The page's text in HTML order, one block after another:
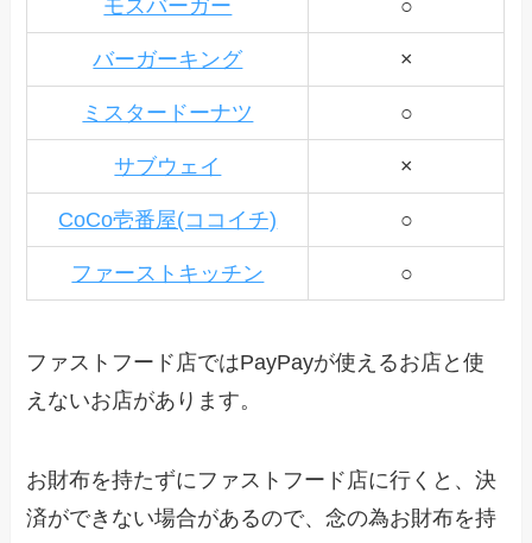
モスバーガー ○
バーガーキング ×
ミスタードーナツ ○
サブウェイ ×
CoCo壱番屋(ココイチ) ○
ファーストキッチン ○
ファストフード店ではPayPayが使えるお店と使
えないお店があります。
お財布を持たずにファストフード店に行くと、決
済ができない場合があるので、念の為お財布を持